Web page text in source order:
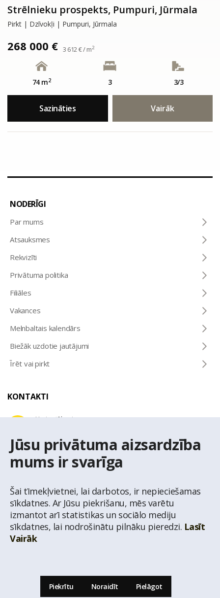
Jūsu privātuma aizsardzība
mums ir svarīga
Šai tīmekļvietnei, lai darbotos, ir nepieciešamas
sīkdatnes. Ar Jūsu piekrišanu, mēs varētu
izmantot arī statistikas un sociālo mediju
sīkdatnes, lai nodrošinātu pilnāku pieredzi. Lasīt
Vairāk
Piekrītu Noraidīt Pielāgot
Strēlnieku prospekts, Pumpuri, Jūrmala
Pirkt | Dzīvokļi | Pumpuri, Jūrmala
268 000 € 3 612 € / m2
74 m2 3 3/3
Sazināties Vairāk
© Nekustamo īpašumu aģentūra Latio.
NODERĪGI
Par mums
Atsauksmes
Rekvizīti
Privātuma politika
Filiāles
Vakances
Melnbaltais kalendārs
Biežāk uzdotie jautājumi
Īrēt vai pirkt
KONTAKTI
Uzziņu tālrunis
E-pasta adrese
latio@latio.lv